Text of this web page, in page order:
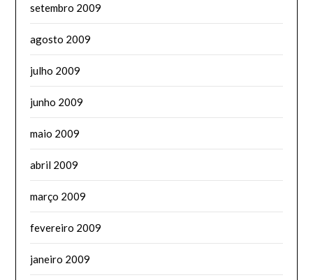
setembro 2009
agosto 2009
julho 2009
junho 2009
maio 2009
abril 2009
março 2009
fevereiro 2009
janeiro 2009